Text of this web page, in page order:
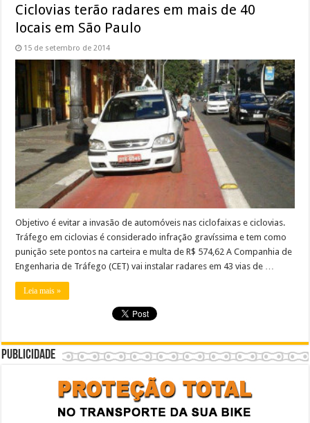
Ciclovias terão radares em mais de 40
locais em São Paulo
15 de setembro de 2014
Objetivo é evitar a invasão de automóveis nas ciclofaixas e ciclovias.
Tráfego em ciclovias é considerado infração gravíssima e tem como
punição sete pontos na carteira e multa de R$ 574,62 A Companhia de
Engenharia de Tráfego (CET) vai instalar radares em 43 vias de …
Leia mais »
Publicidade